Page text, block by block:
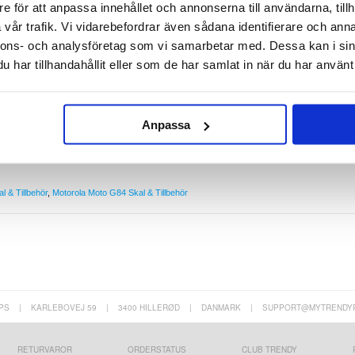
för att anpassa innehållet och annonserna till användarna,
trafik. Vi vidarebefordrar även sådana identifierare och
och analysföretag som vi samarbetar med. Dessa kan i
har tillhandahållit eller som de har samlat in när du har använt
Anpassa
Moto G84
säkerheten och hållbarheten för din Motorola Moto G84. Dess robusta konstruktion
gör det bekvämt att bära ditt favoritkort bredvid din Motorola Moto G84, vart du än
för Motorola Moto G84
tätning
Moto G84 är tillverkat av polyuretan och TPU
& Tillbehör, Motorola Moto G84 Skal & Tillbehör
| KARLEBOVEJ 59 | 3400 HILLERØD | DANMARK |
RETURVAROR ORDERSTATUS CLUB TRENDY